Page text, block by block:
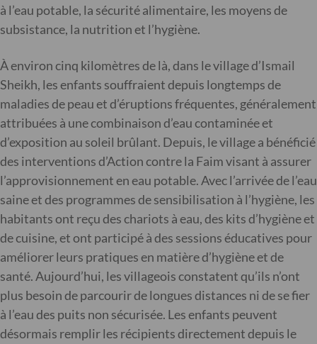
à l’eau potable, la sécurité alimentaire, les moyens de
subsistance, la nutrition et l’hygiène.
À environ cinq kilomètres de là, dans le village d’Ismail
Sheikh, les enfants souffraient depuis longtemps de
maladies de peau et d’éruptions fréquentes, généralement
attribuées à une combinaison d’eau contaminée et
d’exposition au soleil brûlant. Depuis, le village a bénéficié
des interventions d’Action contre la Faim visant à assurer
l’approvisionnement en eau potable. Avec l’arrivée de l’eau
saine et des programmes de sensibilisation à l’hygiène, les
habitants ont reçu des chariots à eau, des kits d’hygiène et
de cuisine, et ont participé à des sessions éducatives pour
améliorer leurs pratiques en matière d’hygiène et de
santé. Aujourd’hui, les villageois constatent qu’ils n’ont
plus besoin de parcourir de longues distances ni de se fier
à l’eau des puits non sécurisée. Les enfants peuvent
désormais remplir les récipients directement depuis le